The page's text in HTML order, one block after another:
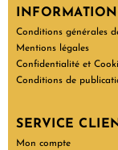
Conditions générales
Mentions légales
Confidentialité et
Conditions de
SERVICE
Mon compte